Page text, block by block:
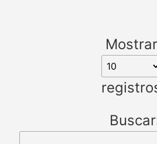
Mostrar